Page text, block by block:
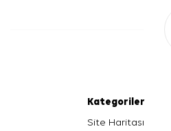
Kategoriler
Site Haritası